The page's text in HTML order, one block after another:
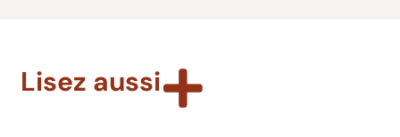
Lisez aussi